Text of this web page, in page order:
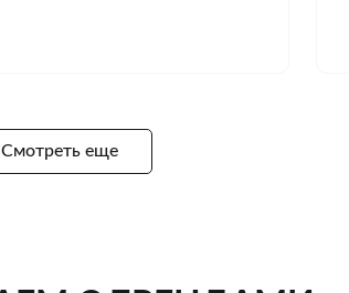
Смотреть еще